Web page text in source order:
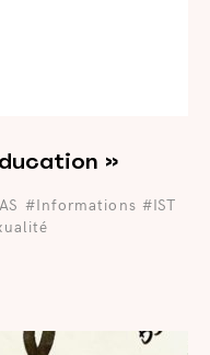
»
#Informations #IST